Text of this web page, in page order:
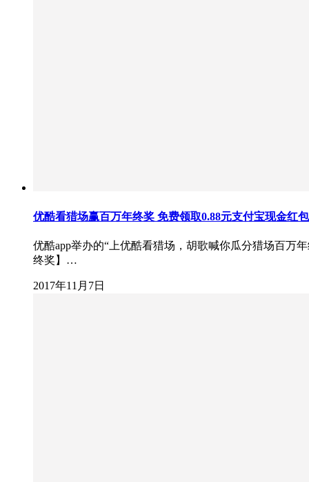
优酷看猎场赢百万年终奖 免费领取0.88元支付宝现金红包
优酷app举办的“上优酷看猎场，胡歌喊你瓜分猎场百万
终奖】…
2017年11月7日